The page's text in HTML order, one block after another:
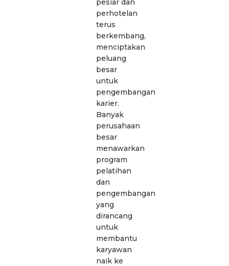
pesiar dan
perhotelan
terus
berkembang,
menciptakan
peluang
besar
untuk
pengembangan
karier.
Banyak
perusahaan
besar
menawarkan
program
pelatihan
dan
pengembangan
yang
dirancang
untuk
membantu
karyawan
naik ke